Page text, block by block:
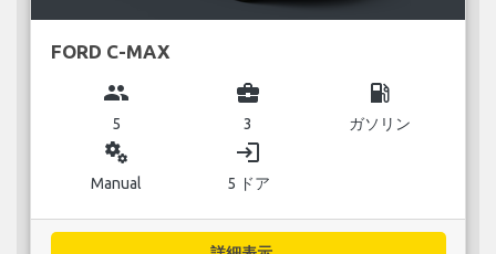
FORD C-MAX
group
5
business_center
3
local_gas_station
ガソリン
miscellaneous_services
Manual
login
5 ドア